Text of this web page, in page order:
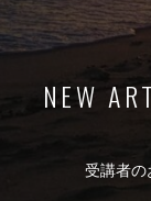
NEW
受講者の